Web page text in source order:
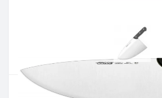
Артикул:287400